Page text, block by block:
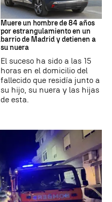
Suceso
Muere un hombre de 84 años
por estrangulamiento en un
barrio de Madrid y detienen a
su nuera
El suceso ha sido a las 15
horas en el domicilio del
fallecido que residía junto a
su hijo, su nuera y las hijas
de esta.